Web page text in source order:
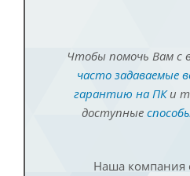
Чтобы помочь Вам с
часто задаваемые
гарантию на ПКи
доступные
Наша компания